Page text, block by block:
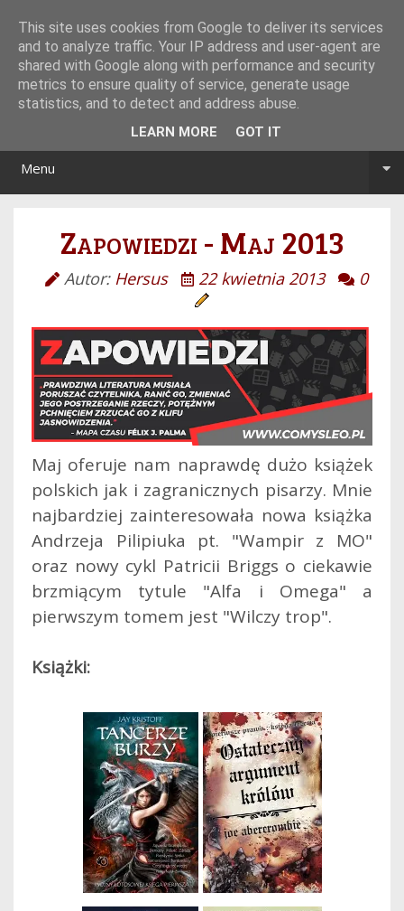
Menu
Zapowiedzi - Maj 2013
Autor: Hersus 22 kwietnia 2013 0
Maj oferuje nam naprawdę dużo książek
polskich jak i zagranicznych pisarzy. Mnie
najbardziej zainteresowała nowa książka
Andrzeja Pilipiuka pt. "Wampir z MO"
oraz nowy cykl Patricii Briggs o ciekawie
brzmiącym tytule "Alfa i Omega" a
pierwszym tomem jest "Wilczy trop".
Książki:
This site uses cookies from Google to deliver its services
and to analyze traffic. Your IP address and user-agent are
shared with Google along with performance and security
metrics to ensure quality of service, generate usage
statistics, and to detect and address abuse.
LEARN MORE GOT IT